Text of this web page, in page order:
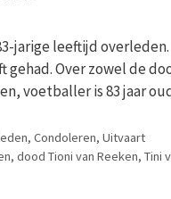
jarige leeftijd
Over zowel de
voetballer is 83 jaar
, Condoleren, Uitvaart
, dood Tioni van Reeken, Tini